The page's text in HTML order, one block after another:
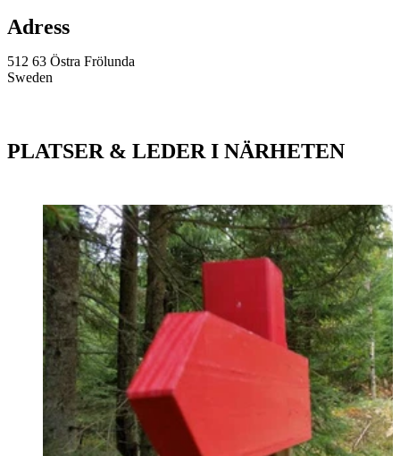
Adress
512 63 Östra Frölunda
Sweden
PLATSER & LEDER I NÄRHETEN